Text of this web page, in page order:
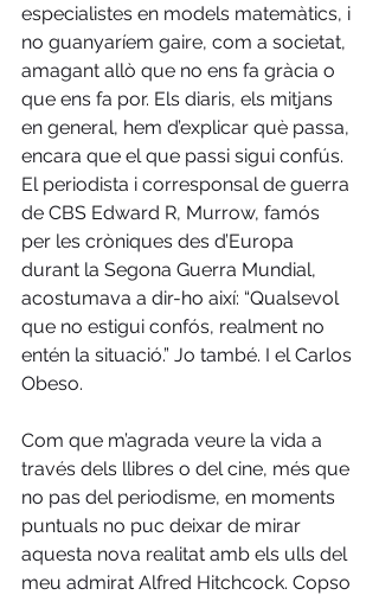
especialistes en models matemàtics, i
no guanyaríem gaire, com a societat,
amagant allò que no ens fa gràcia o
que ens fa por. Els diaris, els mitjans
en general, hem d’explicar què passa,
encara que el que passi sigui confús.
El periodista i corresponsal de guerra
de CBS Edward R, Murrow, famós
per les cròniques des d’Europa
durant la Segona Guerra Mundial,
acostumava a dir-ho així: “Qualsevol
que no estigui confós, realment no
entén la situació.” Jo també. I el Carlos
Obeso.
Com que m’agrada veure la vida a
través dels llibres o del cine, més que
no pas del periodisme, en moments
puntuals no puc deixar de mirar
aquesta nova realitat amb els ulls del
meu admirat Alfred Hitchcock. Copso